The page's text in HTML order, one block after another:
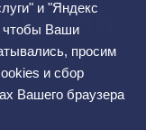
и "Яндекс
чтобы Ваши
просим
и сбор
Вашего браузера